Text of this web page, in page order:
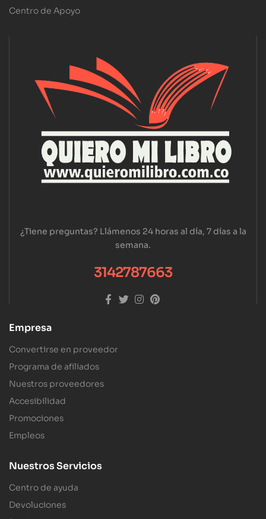
Centro de Apoyo
¿Tiene preguntas? Llámenos 24 horas al día, 7 días a la
semana.
3142787663
Empresa
Convertirse en proveedor
Programa de afiliados
Nuestros proveedores
Accesibilidad
Promociones
Empleos
Nuestros Servicios
Centro de ayuda
Devoluciones